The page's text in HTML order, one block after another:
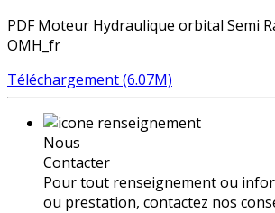
PDF Moteur Hydraulique orbital Semi
OMH_fr
Téléchargement (6.07M)
Nous
Contacter
Pour tout renseignement ou
ou prestation, contactez nos